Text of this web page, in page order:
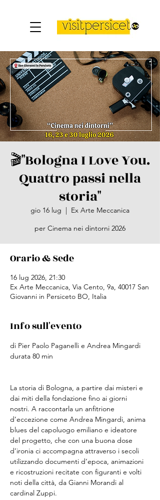
🎬"Bologna I Love You.
Quattro passi nella
storia"
gio 16 lug
  |
Ex Arte Meccanica
per Cinema nei dintorni 2026
Orario & Sede
16 lug 2026, 21:30
Ex Arte Meccanica, Via Cento, 9a, 40017 San
Giovanni in Persiceto BO, Italia
Info sull'evento
di Pier Paolo Paganelli e Andrea Mingardi
durata 80 min
La storia di Bologna, a partire dai misteri e
dai miti della fondazione fino ai giorni
nostri. A raccontarla un anfitrione
d’eccezione come Andrea Mingardi, anima
blues del capoluogo emiliano e ideatore
del progetto, che con una buona dose
d’ironia ci accompagna attraverso i secoli
utilizzando documenti d’epoca, animazioni
e ricostruzioni recitate con figuranti e volti
noti della città, da Gianni Morandi al
cardinal Zuppi.